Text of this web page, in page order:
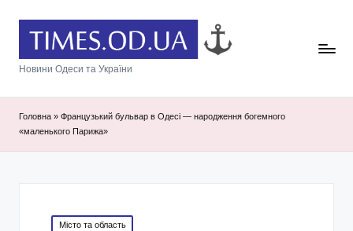
Новини Одеси та України
Головна » Французький бульвар в Одесі — народження богемного
«маленького Парижа»
Posted
Місто та область